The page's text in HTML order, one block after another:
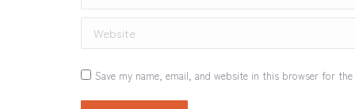
Website
Save my name, email, and website in this browser for